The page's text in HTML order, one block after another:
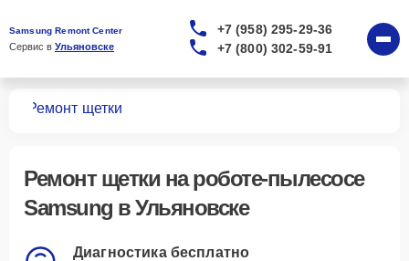
Samsung Remont Center
Сервис в Ульяновске
+7 (958) 295-29-36
+7 (800) 302-59-91
Ремонт щетки
Ремонт щетки на роботе-пылесосе
Samsung в Ульяновске
Диагностика бесплатно